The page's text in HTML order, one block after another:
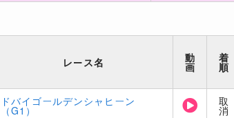
レース名 動
画
着
順
ドバイゴールデンシャヒーン
（G1）
取
消